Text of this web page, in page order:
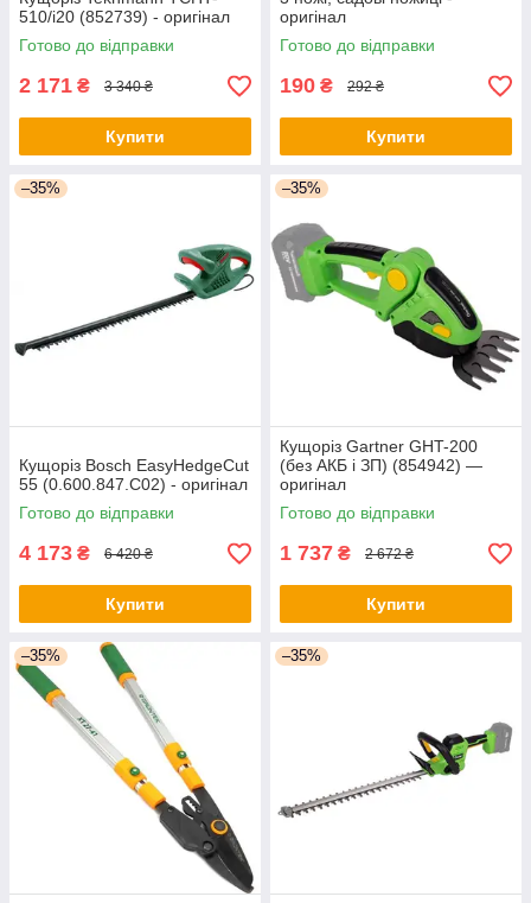
510/i20 (852739) - оригінал
Готово до відправки
2 171 ₴ 3 340 ₴
Купити
оригінал
Готово до відправки
190 ₴ 292 ₴
Купити
–35%
Кущоріз Bosch EasyHedgeCut
55 (0.600.847.C02) - оригінал
Готово до відправки
4 173 ₴ 6 420 ₴
Купити
–35%
Кущоріз Gartner GHT-200
(без АКБ і ЗП) (854942) —
оригінал
Готово до відправки
1 737 ₴ 2 672 ₴
Купити
–35% –35%